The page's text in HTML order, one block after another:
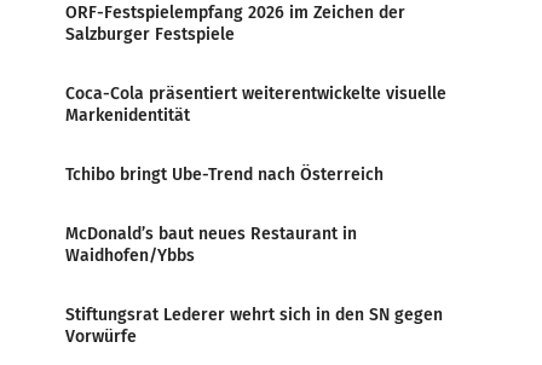
ORF-Festspielempfang 2026 im Zeichen der
Salzburger Festspiele
Coca-Cola präsentiert weiterentwickelte visuelle
Markenidentität
Tchibo bringt Ube-Trend nach Österreich
McDonald’s baut neues Restaurant in
Waidhofen/Ybbs
Stiftungsrat Lederer wehrt sich in den SN gegen
Vorwürfe